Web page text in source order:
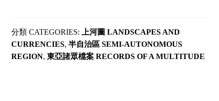
CATEGORIES:
上河圖 LANDSCAPES AND
CURRENCIES, 半自治區 SEMI-AUTONOMOUS
REGION, 東亞諸眾檔案 RECORDS OF A MULTITUDE